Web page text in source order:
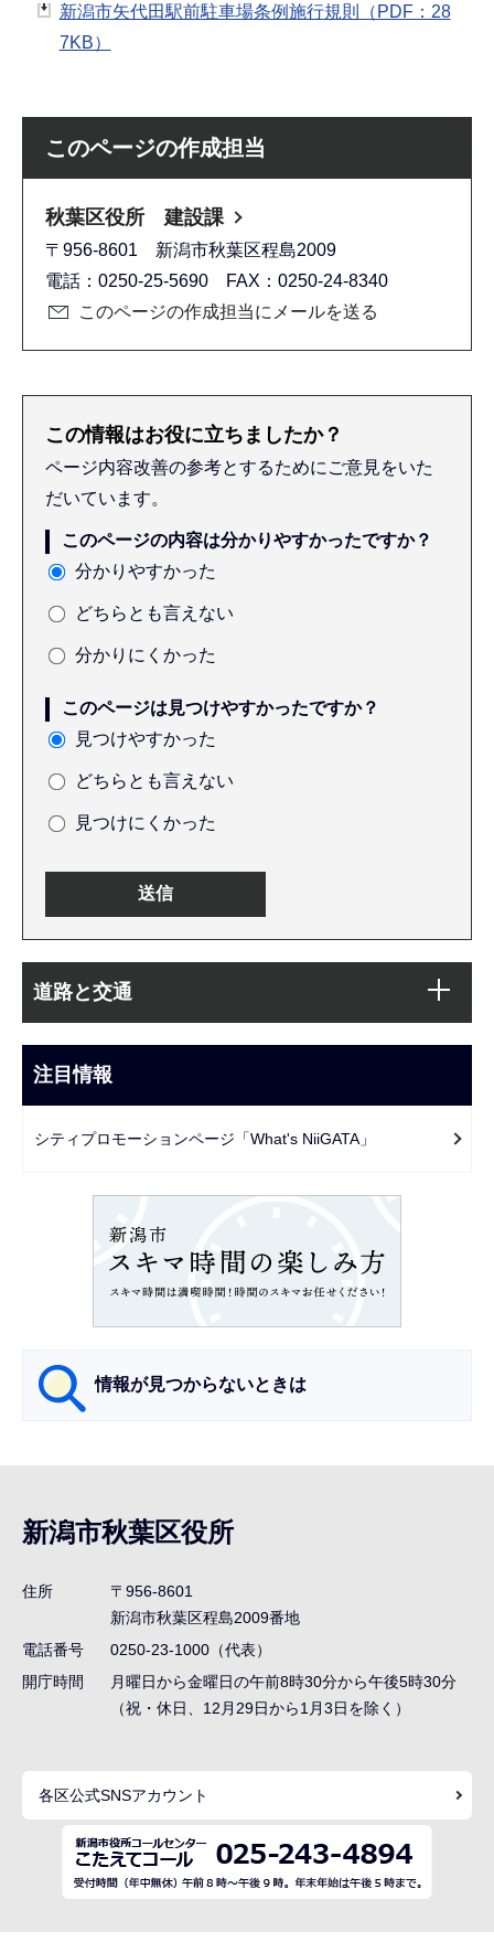
新潟市矢代田駅前駐車場条例施行規則（PDF：28
7KB）
このページの作成担当
秋葉区役所 建設課
〒956-8601 新潟市秋葉区程島2009
電話：0250-25-5690 FAX：0250-24-8340
このページの作成担当にメールを送る
この情報はお役に立ちましたか？
ページ内容改善の参考とするためにご意見をいた
だいています。
このページの内容は分かりやすかったですか？
分かりやすかった
どちらとも言えない
分かりにくかった
このページは見つけやすかったですか？
見つけやすかった
どちらとも言えない
見つけにくかった
文
こ
ま
で
ビ
ー
道路と交通
注目情報
シティプロモーションページ「What's NiiGATA」
情報が見つからないときは
ナ
ビ
ゲ
シ
ョ
ま
新潟市秋葉区役所
住所
〒956-8601
新潟市秋葉区程島2009番地
電話番号
0250-23-1000（代表）
開庁時間
月曜日から金曜日の午前8時30分から午後5時30分
（祝・休日、12月29日から1月3日を除く）
各区公式SNSアカウント